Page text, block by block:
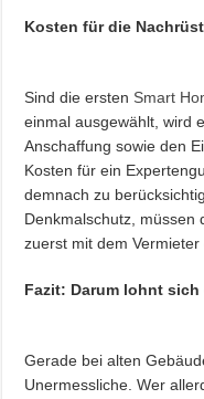
Kosten für die
Sind die ersten Smart
einmal ausgewählt, wird
Anschaffung sowie den
Kosten für ein
demnach zu
Denkmalschutz, müssen
zuerst mit dem
Fazit: Darum lohnt
Gerade bei alten
Unermessliche. Wer